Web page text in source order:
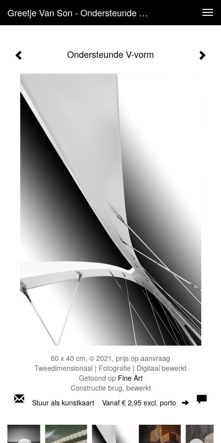
Greetje Van Son - Ondersteunde V-Vorm
Ondersteunde V-vorm
60 x 40 cm, © 2021, prijs op aanvraag
Tweedimensionaal | Fotografie | Digitaal bewerkt
Getoond op Fine Art
Constructie brug, bewerkt
Stuur als kunstkaart Vanaf € 2,95 excl. porto